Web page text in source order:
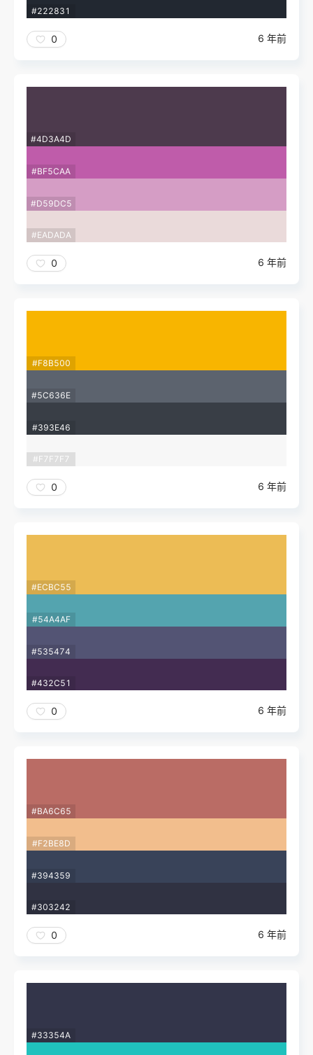
#222831
0 6 年前
#4D3A4D
#BF5CAA
#D59DC5
#EADADA
0 6 年前
#F8B500
#5C636E
#393E46
#F7F7F7
0 6 年前
#ECBC55
#54A4AF
#535474
#432C51
0 6 年前
#BA6C65
#F2BE8D
#394359
#303242
0 6 年前
#33354A